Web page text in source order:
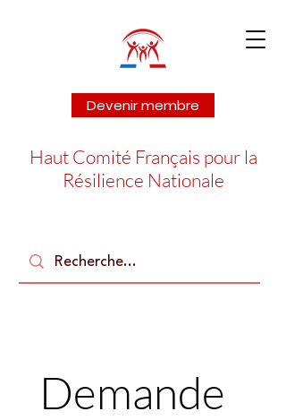
Devenir membre
Haut Comité Français pour la
Résilience Nationale
Demande